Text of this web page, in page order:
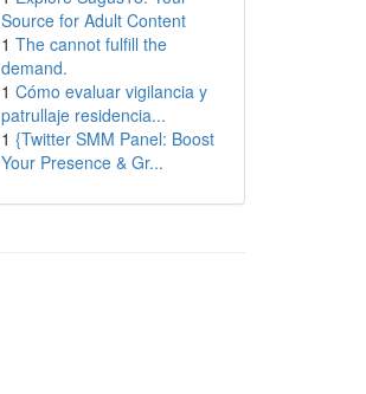
Source for Adult Content
1 The cannot fulfill the
demand.
1 Cómo evaluar vigilancia y
patrullaje residencia...
1 {Twitter SMM Panel: Boost
Your Presence & Gr...